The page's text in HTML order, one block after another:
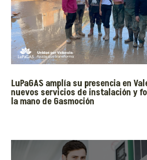
LuPaGAS amplía su presencia en
nuevos servicios de instalación y
la mano de Gasmoción